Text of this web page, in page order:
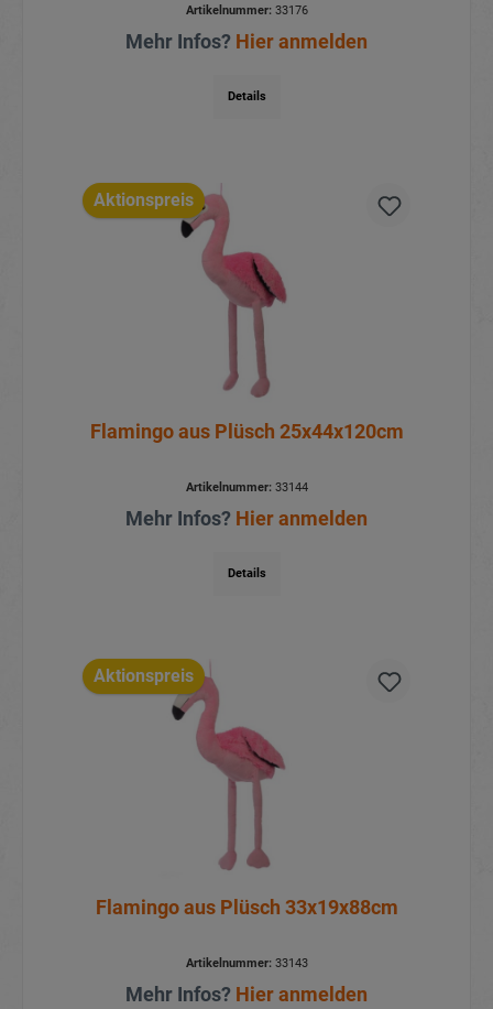
Artikelnummer:33176
Mehr Infos? Hier anmelden
Details
Aktionspreis
Flamingo aus Plüsch 25x44x120cm
Artikelnummer:33144
Mehr Infos? Hier anmelden
Details
Aktionspreis
Flamingo aus Plüsch 33x19x88cm
Artikelnummer:33143
Mehr Infos? Hier anmelden